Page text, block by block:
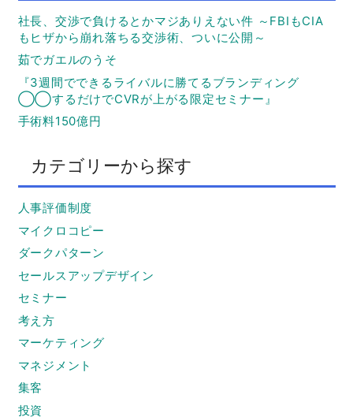
社長、交渉で負けるとかマジありえない件 ～FBIもCIA
もヒザから崩れ落ちる交渉術、ついに公開～
茹でガエルのうそ
『3週間でできるライバルに勝てるブランディング
◯◯するだけでCVRが上がる限定セミナー』
手術料150億円
カテゴリーから探す
人事評価制度
マイクロコピー
ダークパターン
セールスアップデザイン
セミナー
考え方
マーケティング
マネジメント
集客
投資